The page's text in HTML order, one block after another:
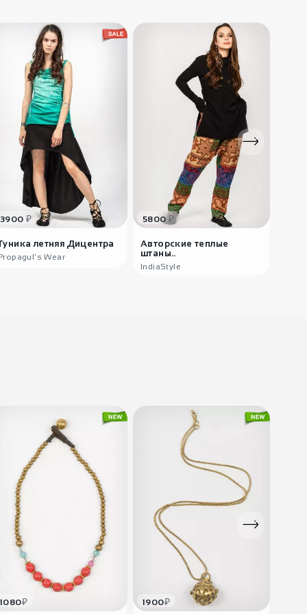
3900 ₽
летняя Дицентра
Wear
5800₽
Авторские теплые
штаны..
IndiaStyle
1080₽ 1900₽